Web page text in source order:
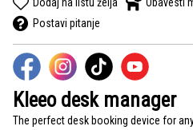
Postavi pitanje
Kleeo desk manager
The perfect desk booking device for